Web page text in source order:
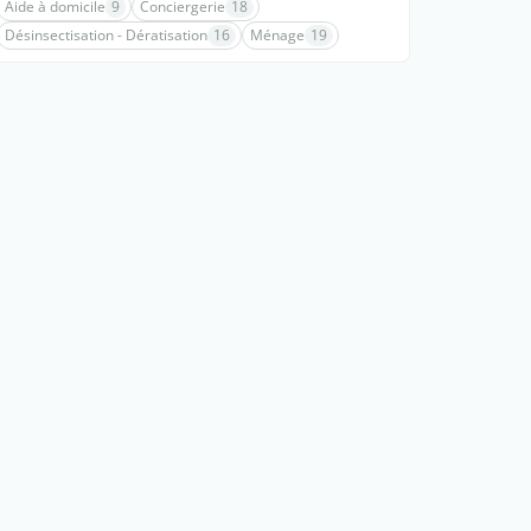
Aide à domicile 9 Conciergerie 18
Désinsectisation - Dératisation 16 Ménage 19